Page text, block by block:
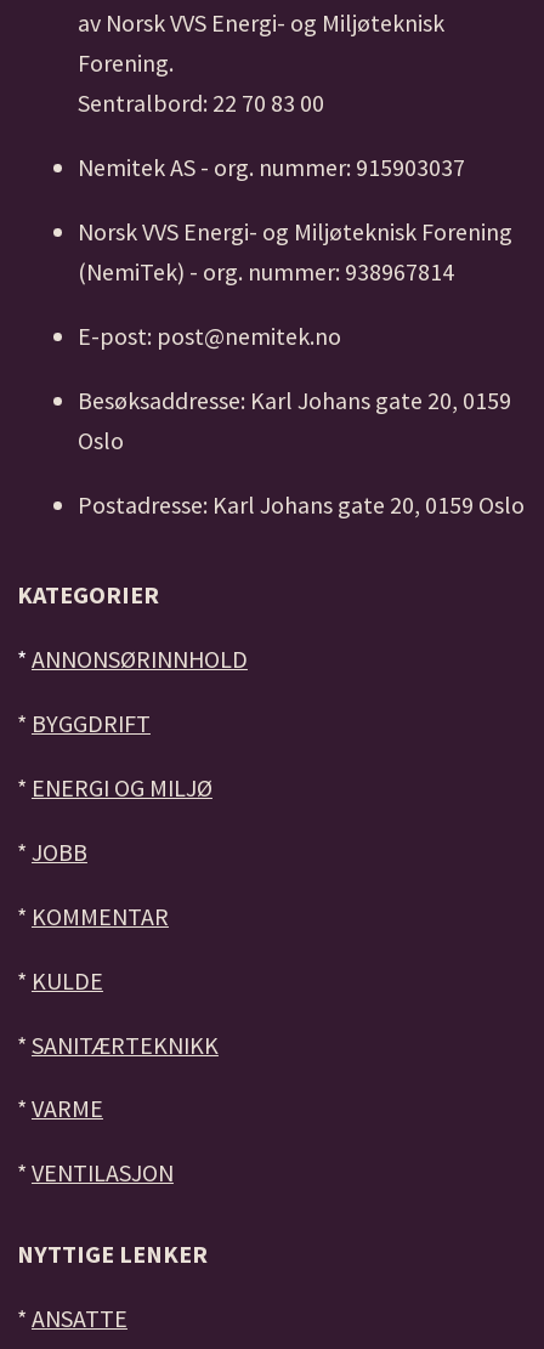
av Norsk VVS Energi- og Miljøteknisk
Forening.
Sentralbord: 22 70 83 00
Nemitek AS - org. nummer: 915903037
Norsk VVS Energi- og Miljøteknisk Forening
(NemiTek) - org. nummer: 938967814
E-post: post@nemitek.no
Besøksaddresse: Karl Johans gate 20, 0159
Oslo
Postadresse: Karl Johans gate 20, 0159 Oslo
KATEGORIER
* ANNONSØRINNHOLD
* BYGGDRIFT
* ENERGI OG MILJØ
* JOBB
* KOMMENTAR
* KULDE
* SANITÆRTEKNIKK
* VARME
* VENTILASJON
NYTTIGE LENKER
* ANSATTE